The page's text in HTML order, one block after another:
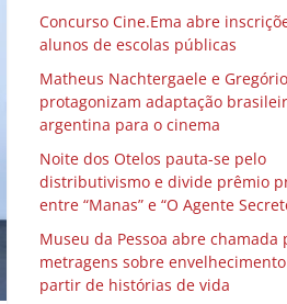
Concurso Cine.Ema abre
alunos de escolas públicas
Matheus Nachtergaele e
protagonizam adaptação
argentina para o cinema
Noite dos Otelos pauta-se pelo
distributivismo e divide prêmio
entre “Manas” e “O Agente
Museu da Pessoa abre chamada
metragens sobre
partir de histórias de vida